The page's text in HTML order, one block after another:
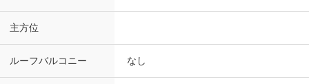
主方位
ルーフバルコニー なし